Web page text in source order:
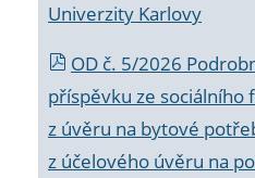
Univerzity Karlovy
OD č. 5/2026
příspěvku ze sociálního
z úvěru na bytové
z účelového úvěru na